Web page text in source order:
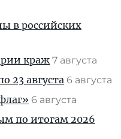
в российских
краж 7 августа
23 августа 6 августа
6 августа
по итогам 2026